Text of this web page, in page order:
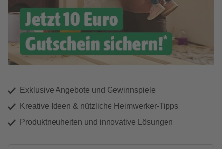
Exklusive Angebote und Gewinnspiele
Kreative Ideen & nützliche Heimwerker-Tipps
Produktneuheiten und innovative Lösungen